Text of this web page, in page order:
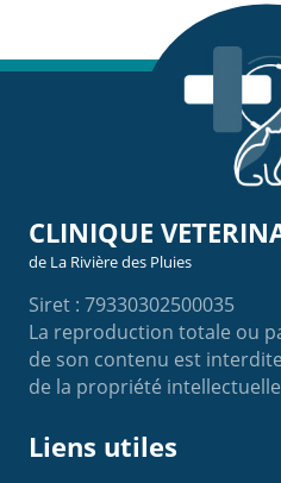
CLINIQUE
de La Rivière des Pluies
Siret : 79330302500035
La reproduction totale ou
de son contenu est
de la propriété
Liens utiles